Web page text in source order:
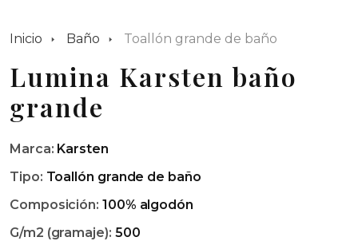
Inicio Baño Toallón grande de baño
Lumina Karsten baño
grande
Marca: Karsten
Tipo: Toallón grande de baño
Composición: 100% algodón
G/m2 (gramaje): 500